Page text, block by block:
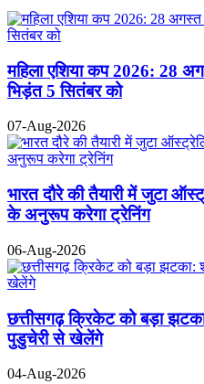
महिला एशिया कप 2026: 28
भिड़ंत 5 सितंबर को
07-Aug-2026
भारत दौरे की तैयारी में जुटा
के अनुरूप करेगा ट्रेनिंग
06-Aug-2026
छत्तीसगढ़ क्रिकेट को बड़ा
पुडुचेरी से खेलेंगे
04-Aug-2026